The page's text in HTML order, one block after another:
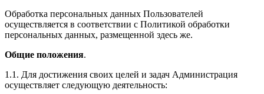
Обработка персональных данных Пользователей
осуществляется в соответствии с Политикой обработки
персональных данных, размещенной здесь же.
Общие положения.
1.1. Для достижения своих целей и задач Администрация
осуществляет следующую деятельность: